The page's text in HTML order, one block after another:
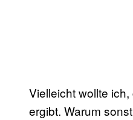
Vielleicht wollte
ergibt. Warum